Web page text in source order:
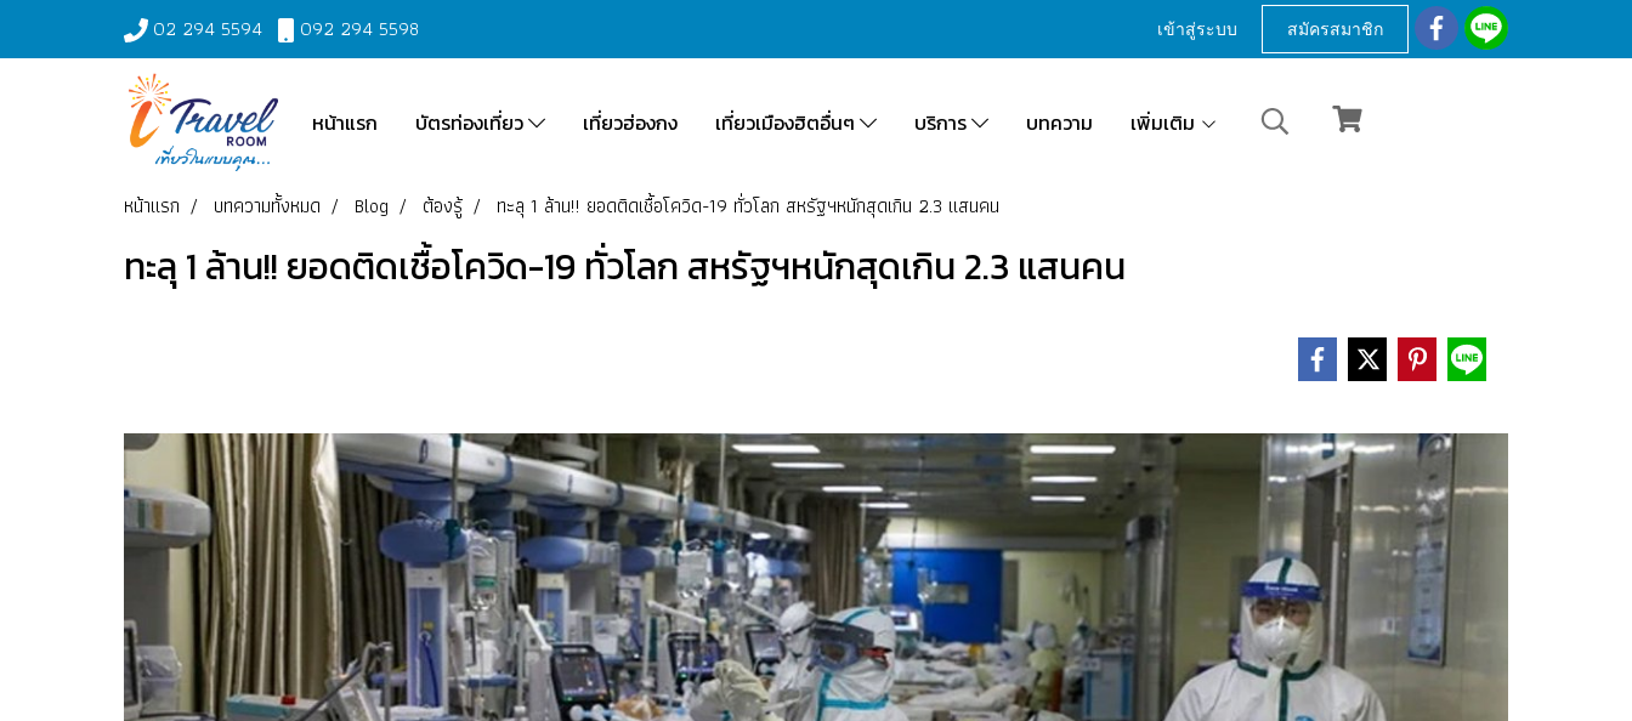
02 294 5594 092 294 5598 เข้าสู่ระบบ สมัครสมาชิก
หน้าแรก บัตรท่องเที่ยว เที่ยวฮ่องกง เที่ยวเมืองฮิตอื่นๆ บริการ บทความ เพิ่มเติม
หน้าแรก บทความทั้งหมด Blog ต้องรู้ ทะลุ 1 ล้าน!! ยอดติดเชื้อโควิด-19 ทั่วโลก สหรัฐฯหนักสุดเกิน 2.3 แสนคน
ทะลุ 1 ล้าน!! ยอดติดเชื้อโควิด-19 ทั่วโลก สหรัฐฯหนักสุดเกิน 2.3 แสนคน